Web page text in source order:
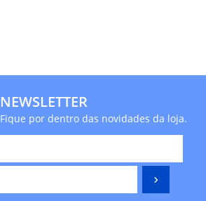
NEWSLETTER
Fique por dentro das novidades da loja.